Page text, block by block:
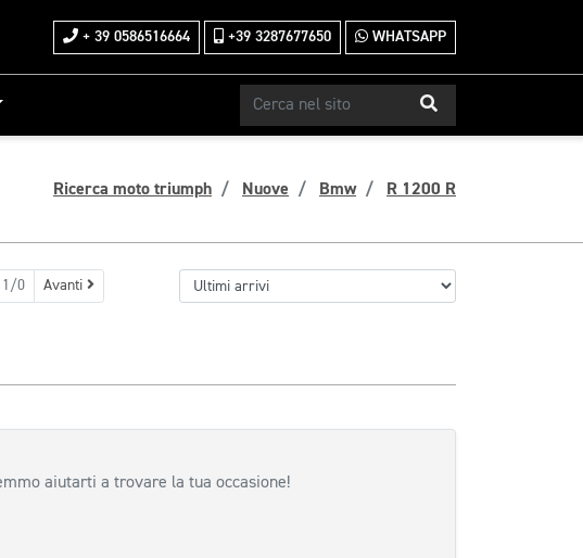
+ 39 0586516664 +39 3287677650 WHATSAPP
Ricerca moto triumph Nuove Bmw R 1200 R
1/0 Avanti
aiutarti a trovare la tua occasione!